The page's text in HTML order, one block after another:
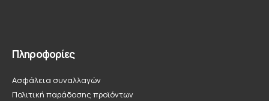
Πληροφορίες
Ασφάλεια συναλλαγών
Πολιτική παράδοσης προϊόντων